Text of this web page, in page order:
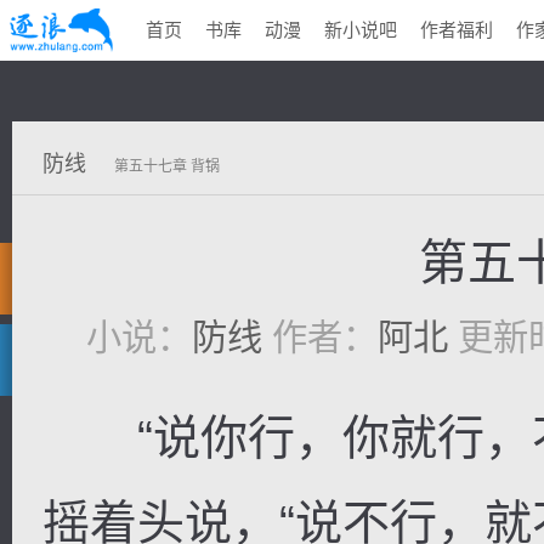
首页 书库 动漫 新小说吧 作者福利 作
防线 第五十七章 背锅
第五
小说： 防线 作者： 阿北 更新
“说你行，你就行，
摇着头说，“说不行，